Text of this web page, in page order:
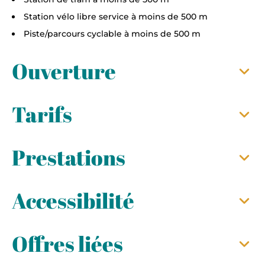
Station vélo libre service à moins de 500 m
Piste/parcours cyclable à moins de 500 m
Ouverture
Tarifs
Prestations
Accessibilité
Offres liées